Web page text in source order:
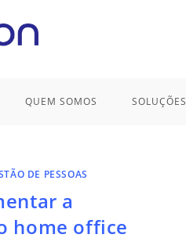
QUEM SOMOS SOLUÇÕES
DE PESSOAS
a
home office